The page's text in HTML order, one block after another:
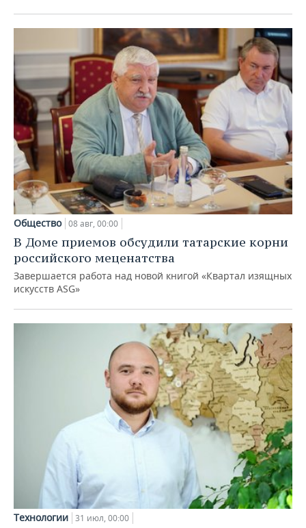
Общество 08 авг, 00:00
В Доме приемов обсудили татарские корни
российского меценатства
Завершается работа над новой книгой «Квартал изящных
искусств ASG»
Технологии 31 июл, 00:00